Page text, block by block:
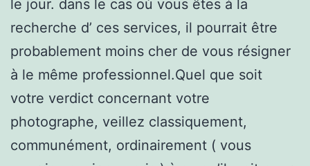
le jour. dans le cas où vous êtes à la
recherche d’ ces services, il pourrait être
probablement moins cher de vous résigner
à le même professionnel.Quel que soit
votre verdict concernant votre
photographe, veillez classiquement,
communément, ordinairement ( vous